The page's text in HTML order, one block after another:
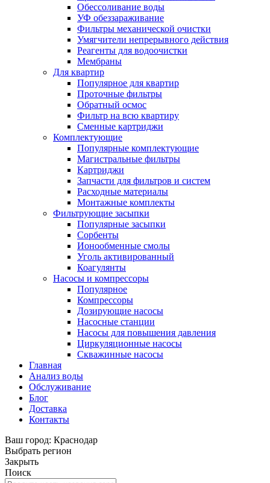
Обессоливание воды
УФ обеззараживание
Фильтры механической очистки
Умягчители непрерывного действия
Реагенты для водоочистки
Мембраны
Для квартир
Популярное для квартир
Проточные фильтры
Обратный осмос
Фильтр на всю квартиру
Сменные картриджи
Комплектующие
Популярные комплектующие
Магистральные фильтры
Картриджи
Запчасти для фильтров и систем
Расходные материалы
Монтажные комплекты
Фильтрующие засыпки
Популярные засыпки
Сорбенты
Ионообменные смолы
Уголь активированный
Коагулянты
Насосы и компрессоры
Популярное
Компрессоры
Дозирующие насосы
Насосные станции
Насосы для повышения давления
Циркуляционные насосы
Скважинные насосы
Главная
Анализ воды
Обслуживание
Блог
Доставка
Контакты
Ваш город: Краснодар
Выбрать регион
Закрыть
Поиск